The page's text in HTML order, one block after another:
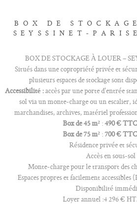
BOX DE
SEYSSINET-
BOX DE STOCKAGE À LOUER –
Situés dans une copropriété privée et
plusieurs espaces de stockage sont
Accessibilité :accès par une porte d'entrée
sol via un monte-charge ou un escalier,
marchandises, archives, matériel
Box de 45 m² :490 €
Box de 75 m² :700 €
Résidence privée et
Accès en sous-sol
Monte-charge pour le transport des
Espaces propres et facilement
Disponibilité
Loyer annuel :4 296 €